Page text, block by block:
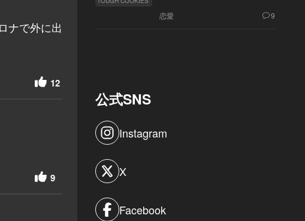
ナで外に出
12
9
恋愛 9
公式SNS
Instagram
X
Facebook